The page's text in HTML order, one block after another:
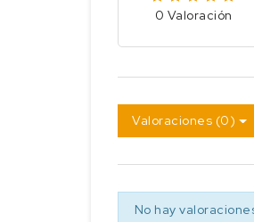
0 Valoración
Valoraciones (0)
No hay